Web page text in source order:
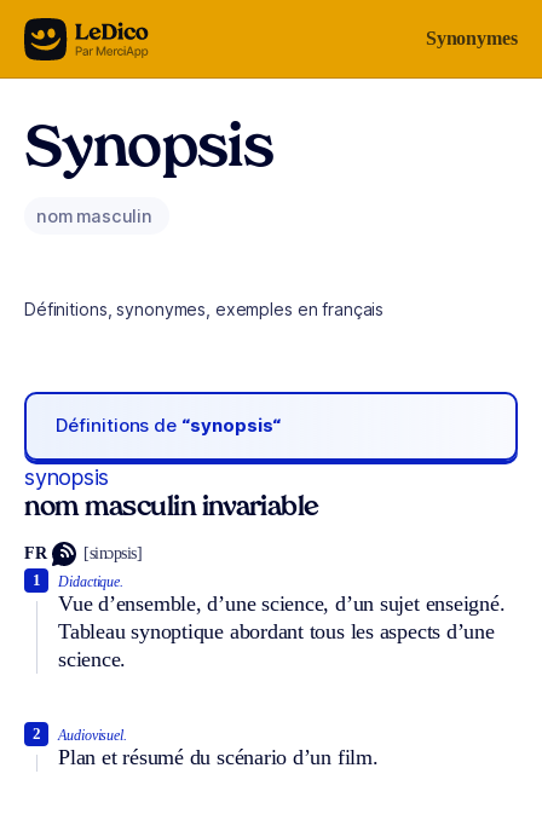
Aller au contenu Synonymes
Synopsis
nom masculin
Définitions, synonymes, exemples en français
Définitions de “synopsis“
synopsis
nom masculin invariable
FR [sinɔpsis]
Didactique.
Vue d’ensemble, d’une science, d’un sujet enseigné.
Tableau synoptique abordant tous les aspects d’une
science.
1
Audiovisuel.
Plan et résumé du scénario d’un film.
2